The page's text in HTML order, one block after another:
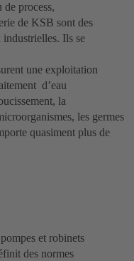
de process,
de KSB sont des
industrielles. Ils se
une exploitation
d’eau
la
les germes
quasiment plus de
et robinets
des normes